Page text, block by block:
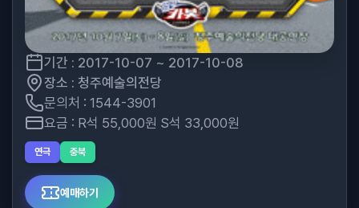
기간 : 2017-10-07 ~ 2017-10-08
장소 : 청주예술의전당
문의처 : 1544-3901
요금 : R석 55,000원 S석 33,000원
연극 충북
예매하기